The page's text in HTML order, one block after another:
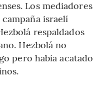
Los mediadores
israelí
respaldados
Hezbolá no
pero había acatado